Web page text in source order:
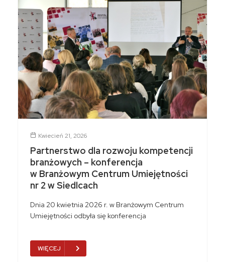
Kwiecień 21, 2026
Partnerstwo dla rozwoju kompetencji
branżowych – konferencja
w Branżowym Centrum Umiejętności
nr 2 w Siedlcach
Dnia 20 kwietnia 2026 r. w Branżowym Centrum
Umiejętności odbyła się konferencja
WIĘCEJ